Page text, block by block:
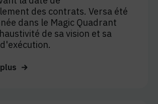
des contrats. Versa été
dans le Magic Quadrant
de sa vision et sa